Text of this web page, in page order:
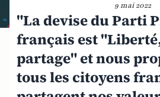
9 mai 2022
"La devise du Parti
français est
partage" et nous
tous les citoyens